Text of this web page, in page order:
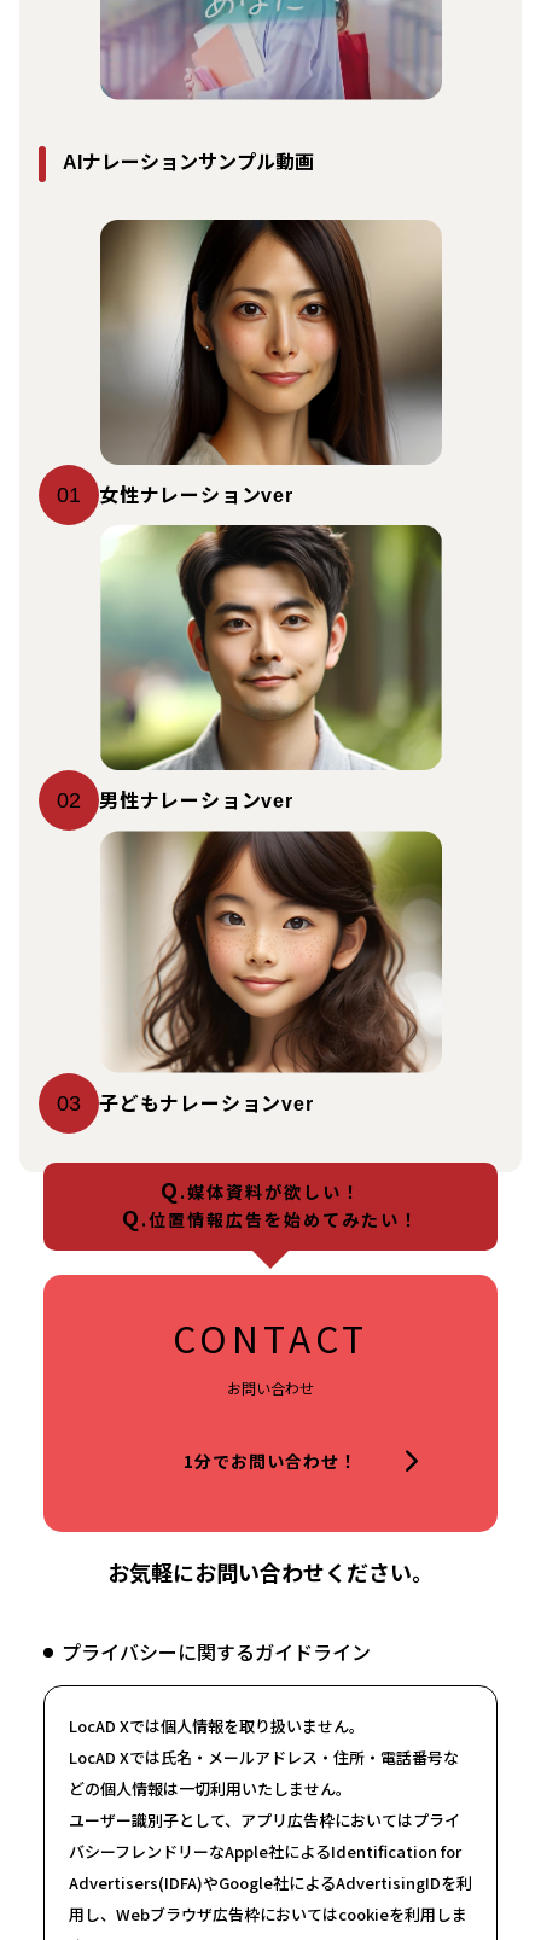
AI ナレーションサンプル動画
01 女性ナレーションver
02 男性ナレーションver
03 子どもナレーションver
Q .媒体資料が欲しい！
Q .位置情報広告を始めてみたい！
CONTACT
お問い合わせ
1分でお問い合わせ！
お気軽にお問い合わせください。
プライバシーに関するガイドライン
LocAD Xでは個人情報を取り扱いません。
LocAD Xでは氏名・メールアドレス・住所・電話番号な
どの個人情報は一切利用いたしません。
ユーザー識別子として、アプリ広告枠においてはプライ
バシーフレンドリーなApple社によるIdentification for
Advertisers(IDFA)やGoogle社によるAdvertisingIDを利
用し、Webブラウザ広告枠においてはcookieを利用しま